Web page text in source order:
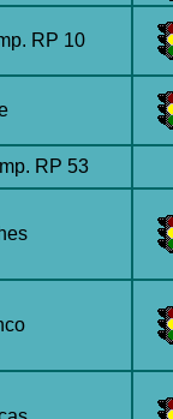
RP 10
RP 53